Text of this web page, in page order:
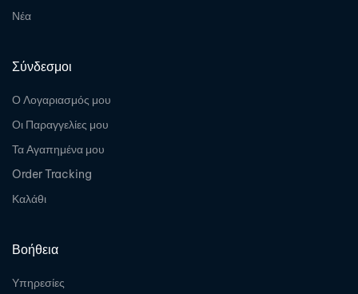
Νέα
Σύνδεσμοι
Ο Λογαριασμός μου
Οι Παραγγελίες μου
Τα Αγαπημένα μου
Order Tracking
Καλάθι
Βοήθεια
Υπηρεσίες